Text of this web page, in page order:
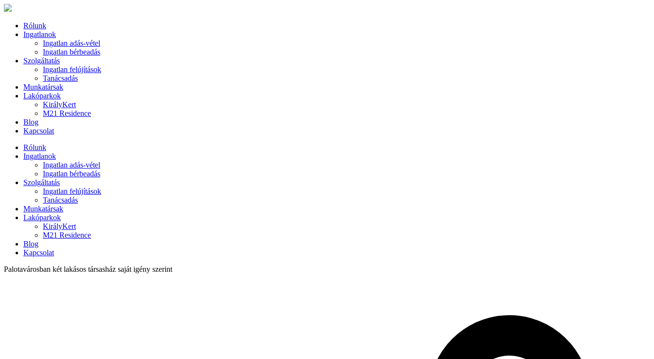
Rólunk
Ingatlanok
Ingatlan adás-vétel
Ingatlan bérbeadás
Szolgáltatás
Ingatlan felújítások
Tanácsadás
Munkatársak
Lakóparkok
KirályKert
M21 Residence
Blog
Kapcsolat
Rólunk
Ingatlanok
Ingatlan adás-vétel
Ingatlan bérbeadás
Szolgáltatás
Ingatlan felújítások
Tanácsadás
Munkatársak
Lakóparkok
KirályKert
M21 Residence
Blog
Kapcsolat
Palotavárosban két lakásos társasház saját igény szerint